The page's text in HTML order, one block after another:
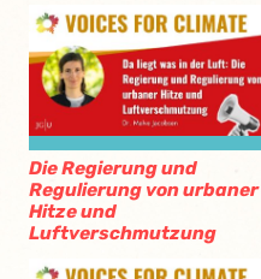
Die Regierung und
Regulierung von urbaner
Hitze und
Luftverschmutzung